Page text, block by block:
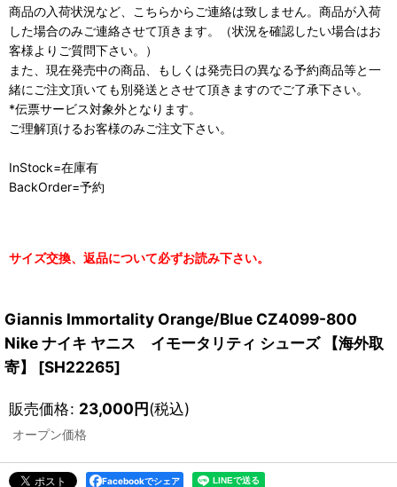
商品の入荷状況など、こちらからご連絡は致しません。商品が入荷
した場合のみご連絡させて頂きます。（状況を確認したい場合はお
客様よりご質問下さい。）
また、現在発売中の商品、もしくは発売日の異なる予約商品等と一
緒にご注文頂いても別発送とさせて頂きますのでご了承下さい。
*伝票サービス対象外となります。
ご理解頂けるお客様のみご注文下さい。
InStock=在庫有
BackOrder=予約
サイズ交換、返品について必ずお読み下さい。
Giannis Immortality Orange/Blue CZ4099-800
Nike ナイキ ヤニス イモータリティ シューズ 【海外取
寄】
[SH22265]
販売価格: 23,000円(税込)
オープン価格
Facebookでシェア